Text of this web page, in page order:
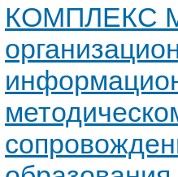
КОМПЛЕКС